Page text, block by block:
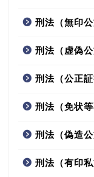
刑法（無印
刑法（虚偽公
刑法（公正
刑法（免状等
刑法（偽造公
刑法（有印私